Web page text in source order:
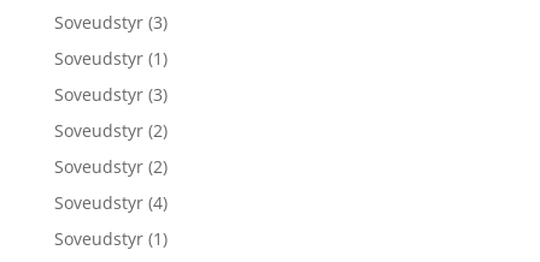
Soveudstyr (3)
Soveudstyr (1)
Soveudstyr (3)
Soveudstyr (2)
Soveudstyr (2)
Soveudstyr (4)
Soveudstyr (1)